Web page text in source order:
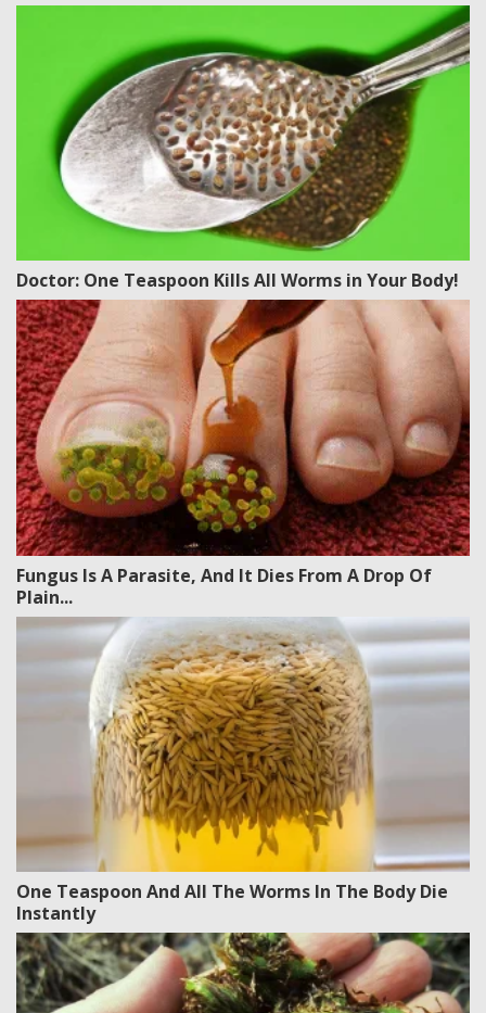
Doctor: One Teaspoon Kills All Worms in Your Body!
Fungus Is A Parasite, And It Dies From A Drop Of
Plain...
One Teaspoon And All The Worms In The Body Die
Instantly